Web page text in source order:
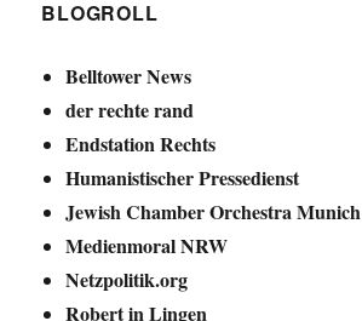
BLOGROLL
Belltower News
der rechte rand
Endstation Rechts
Humanistischer Pressedienst
Jewish Chamber Orchestra Munich
Medienmoral NRW
Netzpolitik.org
Robert in Lingen